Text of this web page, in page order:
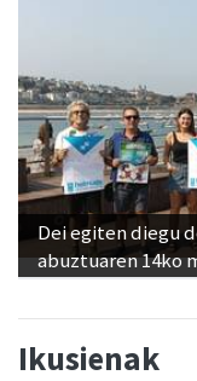
Dei egiten diegu
abuztuaren 14ko
Ikusienak